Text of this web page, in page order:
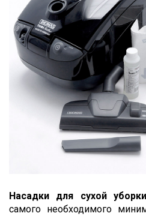
Насадки для сухой уборки
самого необходимого